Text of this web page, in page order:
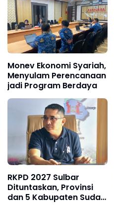
Monev Ekonomi Syariah,
Menyulam Perencanaan
jadi Program Berdaya
RKPD 2027 Sulbar
Dituntaskan, Provinsi
dan 5 Kabupaten Sudah